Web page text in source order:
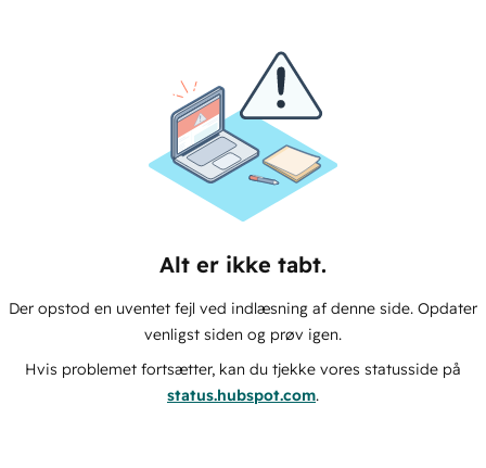
Alt er ikke tabt.
Der opstod en uventet fejl ved indlæsning af denne side. Opdater
venligst siden og prøv igen.
Hvis problemet fortsætter, kan du tjekke vores statusside på
status.hubspot.com.